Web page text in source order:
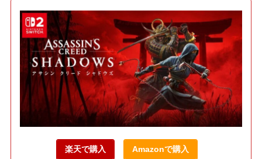
楽天で購入 Amazonで購入